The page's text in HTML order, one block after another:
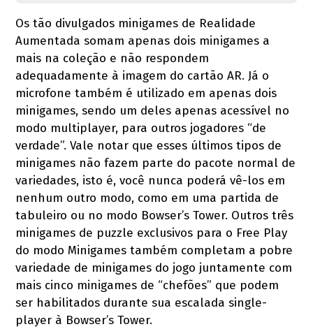
Os tão divulgados minigames de Realidade
Aumentada somam apenas dois minigames a
mais na coleção e não respondem
adequadamente à imagem do cartão AR. Já o
microfone também é utilizado em apenas dois
minigames, sendo um deles apenas acessível no
modo multiplayer, para outros jogadores “de
verdade”. Vale notar que esses últimos tipos de
minigames não fazem parte do pacote normal de
variedades, isto é, você nunca poderá vê-los em
nenhum outro modo, como em uma partida de
tabuleiro ou no modo Bowser’s Tower. Outros três
minigames de puzzle exclusivos para o Free Play
do modo Minigames também completam a pobre
variedade de minigames do jogo juntamente com
mais cinco minigames de “chefões” que podem
ser habilitados durante sua escalada single-
player à Bowser’s Tower.